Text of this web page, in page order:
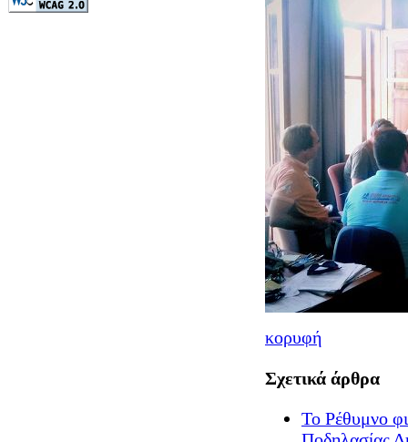
κορυφή
Σχετικά άρθρα
Το Ρέθυμνο